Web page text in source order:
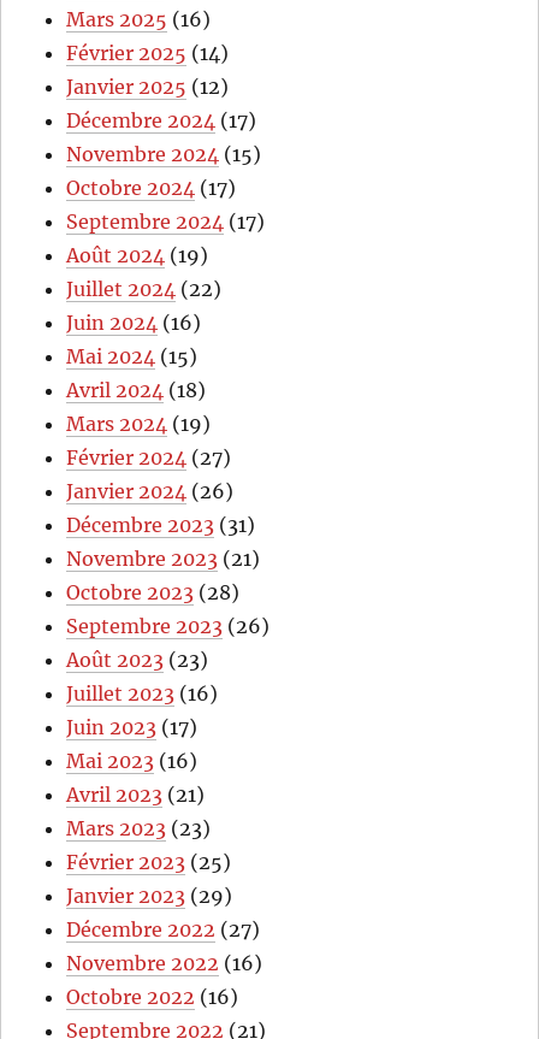
Mars 2025 (16)
Février 2025 (14)
Janvier 2025 (12)
Décembre 2024 (17)
Novembre 2024 (15)
Octobre 2024 (17)
Septembre 2024 (17)
Août 2024 (19)
Juillet 2024 (22)
Juin 2024 (16)
Mai 2024 (15)
Avril 2024 (18)
Mars 2024 (19)
Février 2024 (27)
Janvier 2024 (26)
Décembre 2023 (31)
Novembre 2023 (21)
Octobre 2023 (28)
Septembre 2023 (26)
Août 2023 (23)
Juillet 2023 (16)
Juin 2023 (17)
Mai 2023 (16)
Avril 2023 (21)
Mars 2023 (23)
Février 2023 (25)
Janvier 2023 (29)
Décembre 2022 (27)
Novembre 2022 (16)
Octobre 2022 (16)
Septembre 2022 (21)